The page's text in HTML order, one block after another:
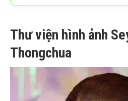
Thư viện hình ảnh
Thongchua